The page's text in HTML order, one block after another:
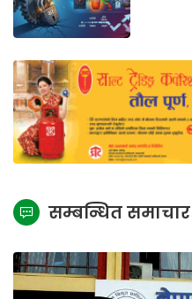
सम्बन्धित समाचार